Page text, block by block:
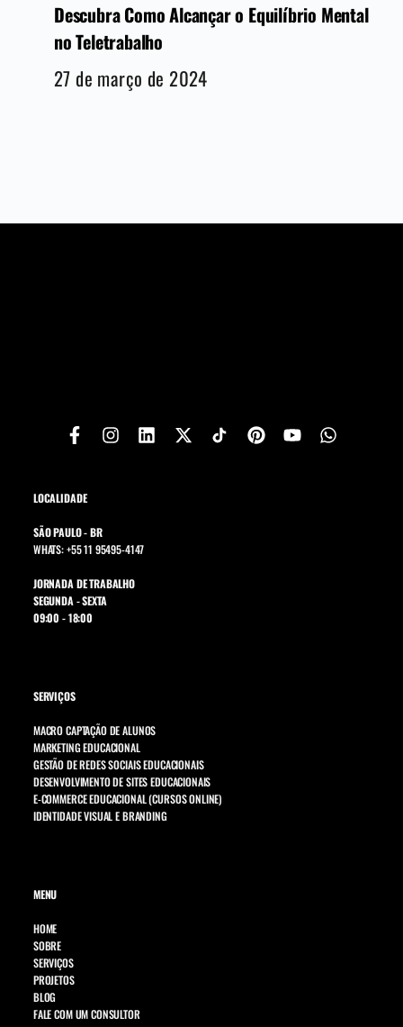
Descubra Como Alcançar o Equilíbrio Mental
no Teletrabalho
27 de março de 2024
LOCALIDADE
SÃO PAULO - BR
WHATS: +55 11 95495-4147
JORNADA DE TRABALHO
SEGUNDA - SEXTA
09:00 - 18:00
SERVIÇOS
MACRO CAPTAÇÃO DE ALUNOS
MARKETING EDUCACIONAL
GESTÃO DE REDES SOCIAIS EDUCACIONAIS
DESENVOLVIMENTO DE SITES EDUCACIONAIS
E-COMMERCE EDUCACIONAL (CURSOS ONLINE)
IDENTIDADE VISUAL E BRANDING
MENU
HOME
SOBRE
SERVIÇOS
PROJETOS
BLOG
FALE COM UM CONSULTOR